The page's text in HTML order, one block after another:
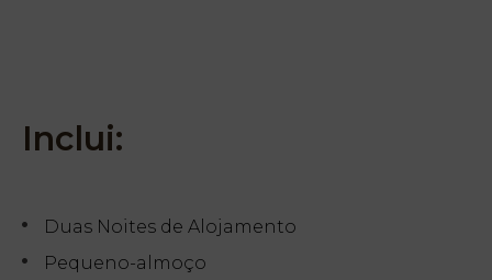
Inclui:
Duas Noites de Alojamento
Pequeno-almoço